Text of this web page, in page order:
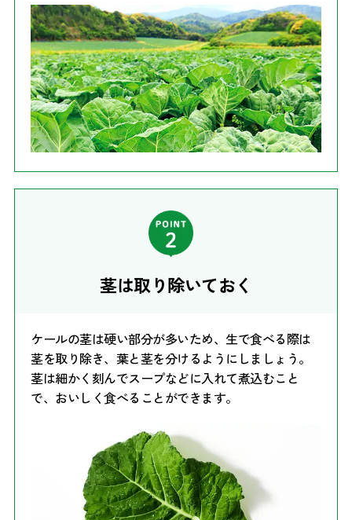
茎は取り除いておく
ケールの茎は硬い部分が多いため、生で食べる際は
茎を取り除き、葉と茎を分けるようにしましょう。
茎は細かく刻んでスープなどに入れて煮込むこと
で、おいしく食べることができます。